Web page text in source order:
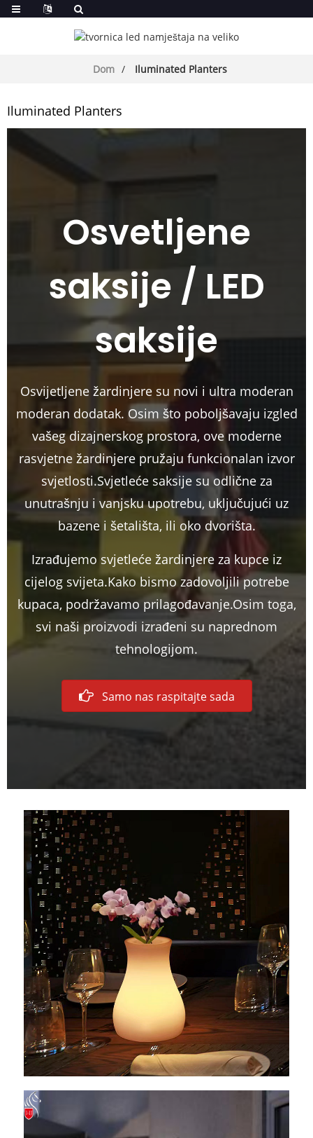
Dom Iluminated Planters
Iluminated Planters
Osvetljene
saksije / LED
saksije
Osvijetljene žardinjere su novi i ultra moderan
moderan dodatak. Osim što poboljšavaju izgled
vašeg dizajnerskog prostora, ove moderne
rasvjetne žardinjere pružaju funkcionalan izvor
svjetlosti.Svjetleće saksije su odlične za
unutrašnju i vanjsku upotrebu, uključujući uz
bazene i šetališta, ili oko dvorišta.
Izrađujemo svjetleće žardinjere za kupce iz
cijelog svijeta.Kako bismo zadovoljili potrebe
kupaca, podržavamo prilagođavanje.Osim toga,
svi naši proizvodi izrađeni su naprednom
tehnologijom.
Samo nas raspitajte sada